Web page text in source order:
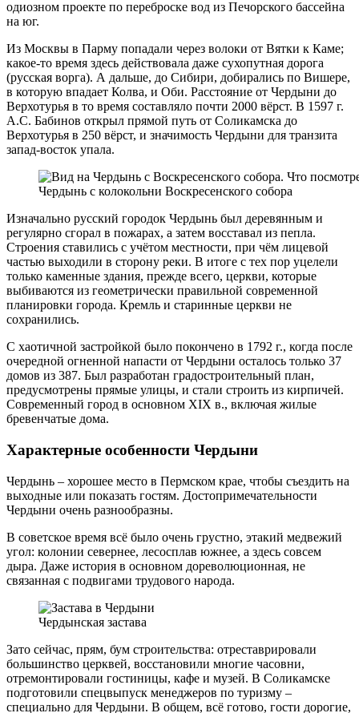
одиозном проекте по переброске вод из Печорского бассейна
на юг.
Из Москвы в Парму попадали через волоки от Вятки к Каме;
какое-то время здесь действовала даже сухопутная дорога
(русская ворга). А дальше, до Сибири, добирались по Вишере,
в которую впадает Колва, и Оби. Расстояние от Чердыни до
Верхотурья в то время составляло почти 2000 вёрст. В 1597 г.
А.С. Бабинов открыл прямой путь от Соликамска до
Верхотурья в 250 вёрст, и значимость Чердыни для транзита
запад-восток упала.
Чердынь с колокольни Воскресенского собора
Изначально русский городок Чердынь был деревянным и
регулярно сгорал в пожарах, а затем восставал из пепла.
Строения ставились с учётом местности, при чём лицевой
частью выходили в сторону реки. В итоге с тех пор уцелели
только каменные здания, прежде всего, церкви, которые
выбиваются из геометрически правильной современной
планировки города. Кремль и старинные церкви не
сохранились.
С хаотичной застройкой было покончено в 1792 г., когда после
очередной огненной напасти от Чердыни осталось только 37
домов из 387. Был разработан градостроительный план,
предусмотрены прямые улицы, и стали строить из кирпичей.
Современный город в основном XIX в., включая жилые
бревенчатые дома.
Характерные особенности Чердыни
Чердынь – хорошее место в Пермском крае, чтобы съездить на
выходные или показать гостям. Достопримечательности
Чердыни очень разнообразны.
В советское время всё было очень грустно, этакий медвежий
угол: колонии севернее, лесосплав южнее, а здесь совсем
дыра. Даже история в основном дореволюционная, не
связанная с подвигами трудового народа.
Чердынская застава
Зато сейчас, прям, бум строительства: отреставрировали
большинство церквей, восстановили многие часовни,
отремонтировали гостиницы, кафе и музей. В Соликамске
подготовили спецвыпуск менеджеров по туризму –
специально для Чердыни. В общем, всё готово, гости дорогие,